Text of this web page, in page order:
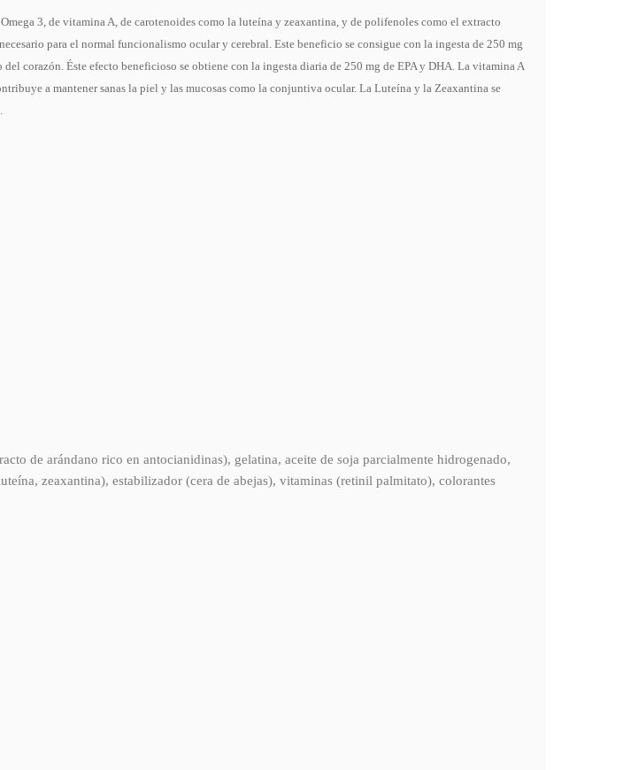
3, de vitamina A, de carotenoides como la luteína y zeaxantina, y de polifenoles como el extracto
para el normal funcionalismo ocular y cerebral. Este beneficio se consigue con la ingesta de 250 mg
corazón. Éste efecto beneficioso se obtiene con la ingesta diaria de 250 mg de EPA y DHA. La vitamina A
a mantener sanas la piel y las mucosas como la conjuntiva ocular. La Luteína y la Zeaxantina se
de arándano rico en antocianidinas), gelatina, aceite de soja parcialmente hidrogenado,
zeaxantina), estabilizador (cera de abejas), vitaminas (retinil palmitato), colorantes